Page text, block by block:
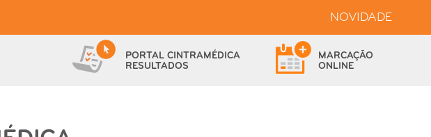
este website.
navegação e acesso a todas as funcionalidades.
sem eles
NOVIDADE
PORTAL CINTRAMÉDICA
RESULTADOS
MARCAÇÃO
ONLINE